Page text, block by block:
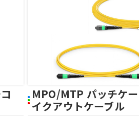
MPO/MTP パッチケ
イクアウトケーブル